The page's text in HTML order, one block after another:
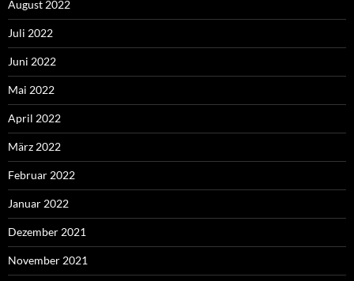
August 2022
Juli 2022
Juni 2022
Mai 2022
April 2022
März 2022
Februar 2022
Januar 2022
Dezember 2021
November 2021